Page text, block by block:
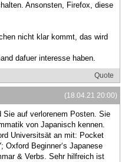
Ansonsten, Firefox, diese
nicht klar kommt, das wird
dafuer interesse haben.
Quote
(18.04.21 20:00)
Sie auf verlorenem Posten. Sie
von Japanisch kennen.
Universitsät an mit: Pocket
Oxford Beginner‘s Japanese
& Verbs. Sehr hilfreich ist